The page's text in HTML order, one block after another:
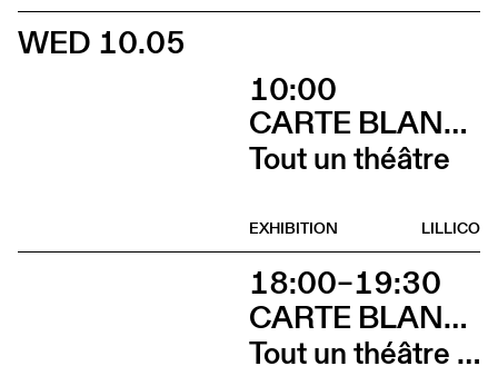
WED 10.05
10:00
CARTE BLANCHE À ALBERTINE & GERMANO ZULLO
Tout un théâtre
LILLICO
EXHIBITION
18:00–19:30
CARTE BLANCHE À ALBERTINE & GERMANO ZULLO
Tout un théâtre (Rencontre avec Albertine et Germano Zullo et soirée films d’animation. Tout public dès 10 ans)